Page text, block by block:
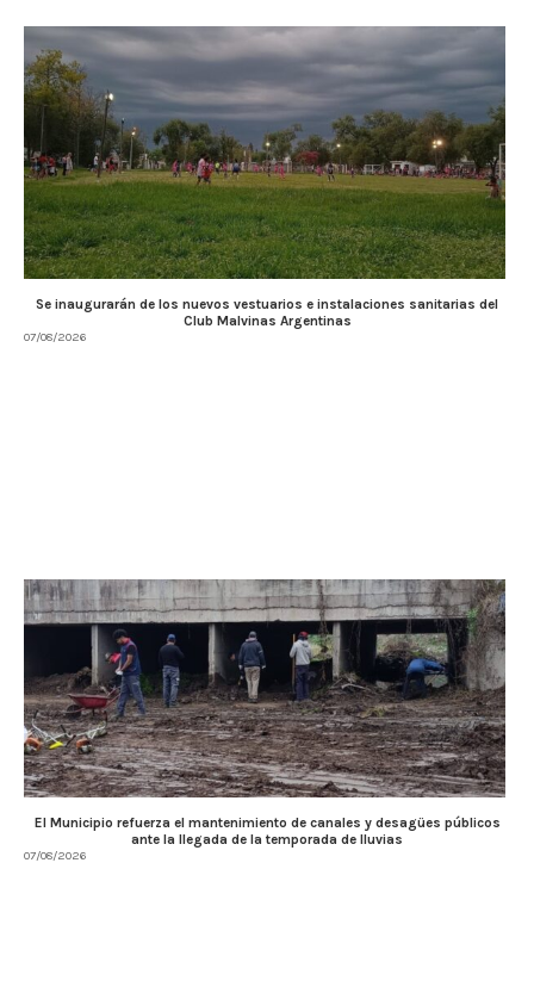
Se inaugurarán de los nuevos vestuarios e instalaciones sanitarias del
Club Malvinas Argentinas
07/08/2026
El Municipio refuerza el mantenimiento de canales y desagües públicos
ante la llegada de la temporada de lluvias
07/08/2026